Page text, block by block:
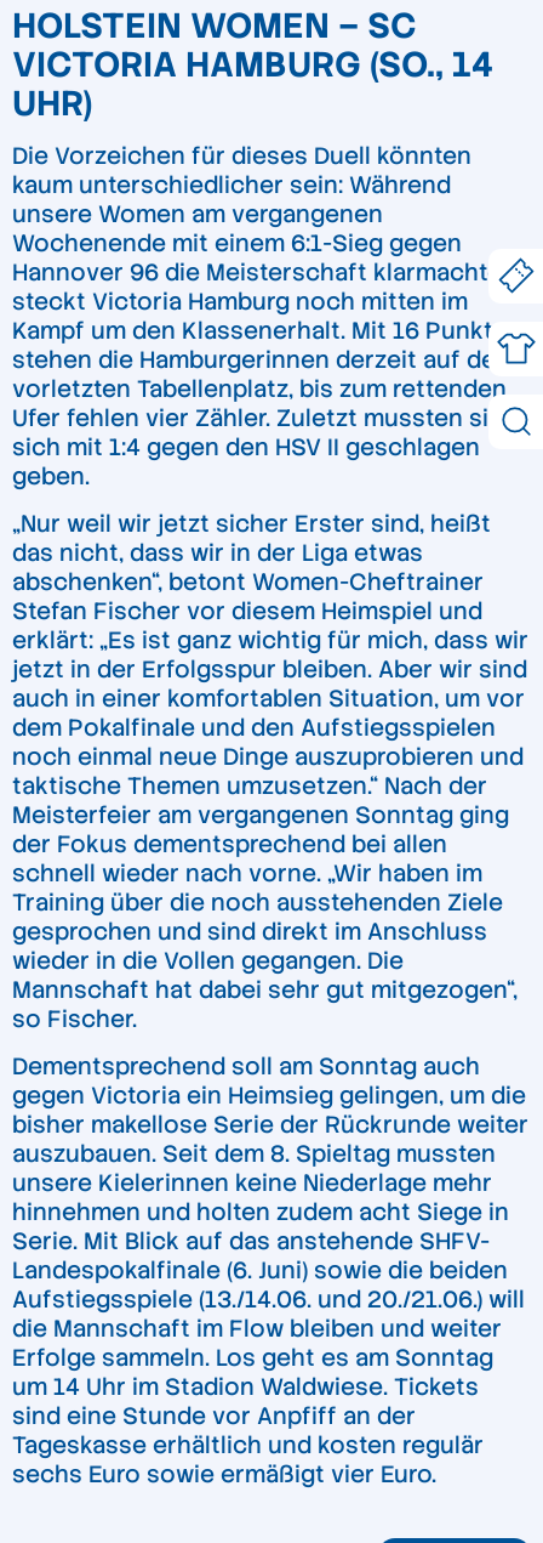
HOLSTEIN WOMEN – SC
VICTORIA HAMBURG (SO., 14
UHR)
Die Vorzeichen für dieses Duell könnten
kaum unterschiedlicher sein: Während
unsere Women am vergangenen
Wochenende mit einem 6:1-Sieg gegen
Hannover 96 die Meisterschaft klarmachten,
steckt Victoria Hamburg noch mitten im
Kampf um den Klassenerhalt. Mit 16 Punkten
stehen die Hamburgerinnen derzeit auf dem
vorletzten Tabellenplatz, bis zum rettenden
Ufer fehlen vier Zähler. Zuletzt mussten sie
sich mit 1:4 gegen den HSV II geschlagen
geben.
„Nur weil wir jetzt sicher Erster sind, heißt
das nicht, dass wir in der Liga etwas
abschenken“, betont Women-Cheftrainer
Stefan Fischer vor diesem Heimspiel und
erklärt: „Es ist ganz wichtig für mich, dass wir
jetzt in der Erfolgsspur bleiben. Aber wir sind
auch in einer komfortablen Situation, um vor
dem Pokalfinale und den Aufstiegsspielen
noch einmal neue Dinge auszuprobieren und
taktische Themen umzusetzen.“ Nach der
Meisterfeier am vergangenen Sonntag ging
der Fokus dementsprechend bei allen
schnell wieder nach vorne. „Wir haben im
Training über die noch ausstehenden Ziele
gesprochen und sind direkt im Anschluss
wieder in die Vollen gegangen. Die
Mannschaft hat dabei sehr gut mitgezogen“,
so Fischer.
Dementsprechend soll am Sonntag auch
gegen Victoria ein Heimsieg gelingen, um die
bisher makellose Serie der Rückrunde weiter
auszubauen. Seit dem 8. Spieltag mussten
unsere Kielerinnen keine Niederlage mehr
hinnehmen und holten zudem acht Siege in
Serie. Mit Blick auf das anstehende SHFV-
Landespokalfinale (6. Juni) sowie die beiden
Aufstiegsspiele (13./14.06. und 20./21.06.) will
die Mannschaft im Flow bleiben und weiter
Erfolge sammeln. Los geht es am Sonntag
um 14 Uhr im Stadion Waldwiese. Tickets
sind eine Stunde vor Anpfiff an der
Tageskasse erhältlich und kosten regulär
sechs Euro sowie ermäßigt vier Euro.